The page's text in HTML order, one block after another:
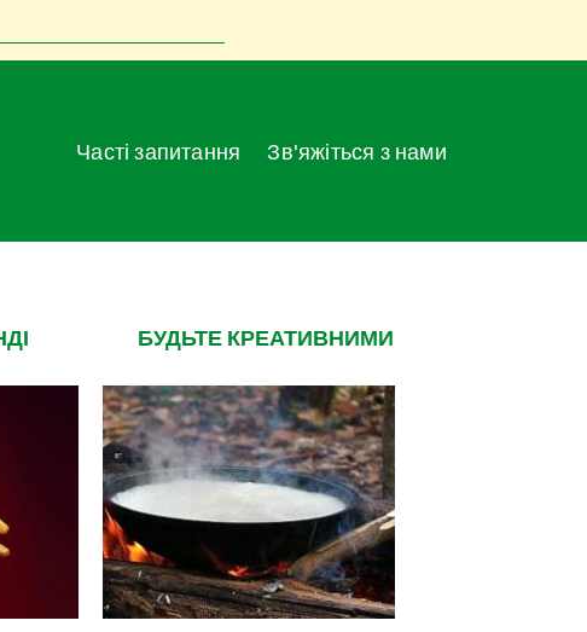
Часті запитання Зв'яжіться з нами
БУДЬТЕ КРЕАТИВНИМИ